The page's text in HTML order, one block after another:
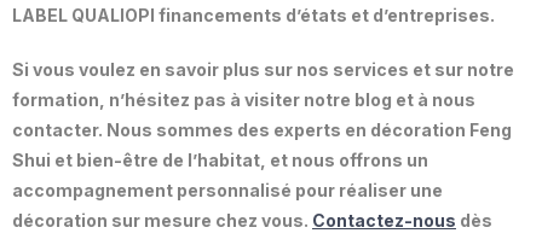
LABEL QUALIOPI financements d’états et d’entreprises.
Si vous voulez en savoir plus sur nos services et sur notre
formation, n’hésitez pas à visiter notre blog et à nous
contacter. Nous sommes des experts en décoration Feng
Shui et bien-être de l’habitat, et nous offrons un
accompagnement personnalisé pour réaliser une
décoration sur mesure chez vous. Contactez-nous dès